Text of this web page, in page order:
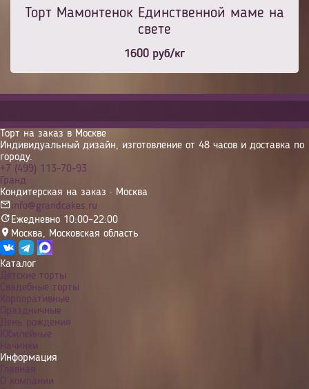
Торт Мамонтенок Единственной маме на
свете
1600 руб/кг
Торт на заказ в Москве
Индивидуальный дизайн, изготовление от 48 часов и доставка по
городу.
+7 (499) 113-70-93
Гранд
Кондитерская на заказ · Москва
info@grandcakes.ru
Ежедневно 10:00–22:00
Москва, Московская область
Каталог
Детские торты
Свадебные торты
Корпоративные
Праздничные
День рождения
Юбилейные
Начинки
Информация
Главная
О компании